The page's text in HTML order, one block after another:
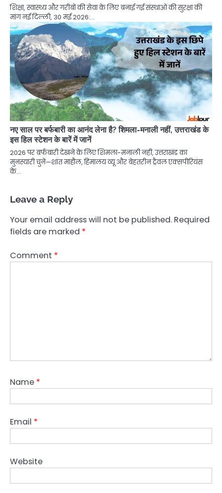
शिक्षा, स्वास्थ्य और गरीबों की सेवा के लिए बनाई गई संस्थाओं की सुरक्षा की
मांग नई दिल्ली, 30 मई 2026:…
नए साल पर बर्फबारी का आनंद लेना है? शिमला-मनाली नहीं, उत्तराखंड के
इस हिल स्टेशन के बारें में जानें
2026 पर बर्फबारी देखने के लिए शिमला-मनाली नहीं, उत्तराखंड का
मुनस्यारी चुनें—शांत माहौल, हिमालय व्यू और बेहतरीन ट्रैवल एक्सपीरियंस
के…
Leave a Reply
Your email address will not be published. Required
fields are marked *
Comment *
Name *
Email *
Website